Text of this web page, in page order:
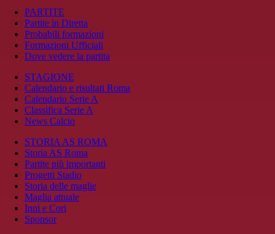
PARTITE
Partite in Diretta
Probabili formazioni
Formazioni Ufficiali
Dove vedere la partita
STAGIONE
Calendario e risultati Roma
Calendario Serie A
Classifica Serie A
News Calcio
STORIA AS ROMA
Storia AS Roma
Partite più importanti
Progetti Stadio
Storia delle maglie
Maglia attuale
Inni e Cori
Sponsor